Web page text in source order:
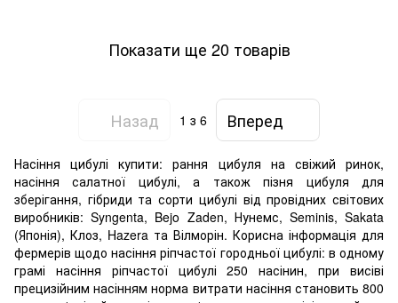
Показати ще 20 товарів
Назад 1 з 6 Вперед
Насіння цибулі купити: рання цибуля на свіжий ринок,
насіння салатної цибулі, а також пізня цибуля для
зберігання, гібриди та сорти цибулі від провідних світових
виробників: Syngenta, Bejo Zaden, Нунемс, Seminis, Sakata
(Японія), Клоз, Hazera та Вілморін. Корисна інформація для
фермерів щодо насіння ріпчастої городньої цибулі: в одному
грамі насіння ріпчастої цибулі 250 насінин, при висіві
прецизійним насінням норма витрати насіння становить 800